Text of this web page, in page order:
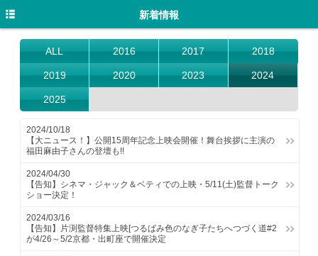
新着情報
ALL 2016 2017 2018
2019 2020 2023 2024
2025
2024/10/18
【大ニュース！】公開15周年記念上映会開催！舞台挨拶に主演の
福田麻由子さんの登壇も!!
2024/04/30
【告知】シネマ・ジャック＆ベティでの上映・5/11(土)監督トーク
ショー決定！
2024/03/16
【告知】片渕監督特集上映[つるばみ色のなぎ子たちへつづく道#2
が4/26～5/2京都・出町座で開催決定
新着情報
動画
あらすじ
キャスト・スタッフ